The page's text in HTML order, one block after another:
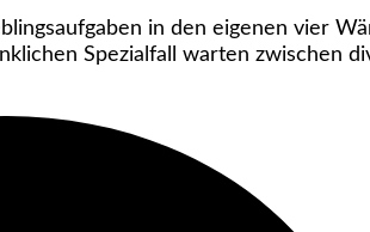
in den eigenen vier
Spezialfall warten zwischen